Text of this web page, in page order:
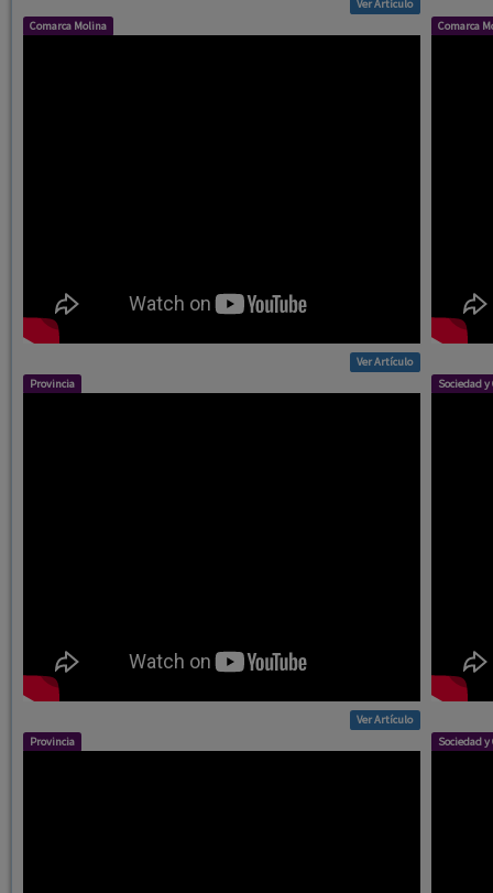
Provincia Sociedad
Provincia Sociedad